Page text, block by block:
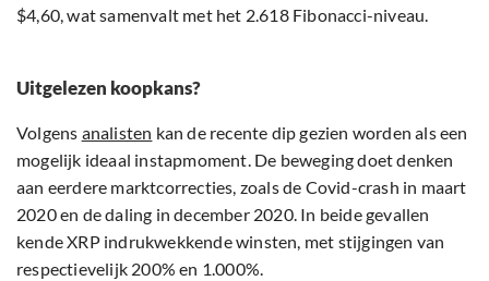
$4,60, wat samenvalt met het 2.618 Fibonacci-niveau.
Uitgelezen koopkans?
Volgens analisten kan de recente dip gezien worden als een
mogelijk ideaal instapmoment. De beweging doet denken
aan eerdere marktcorrecties, zoals de Covid-crash in maart
2020 en de daling in december 2020. In beide gevallen
kende XRP indrukwekkende winsten, met stijgingen van
respectievelijk 200% en 1.000%.